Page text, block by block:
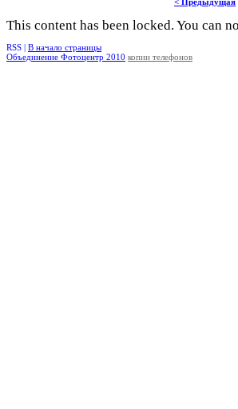
This content has been locked. You can
RSS | В начало страницы
Объединение Фотоцентр 2010 копии телефонов